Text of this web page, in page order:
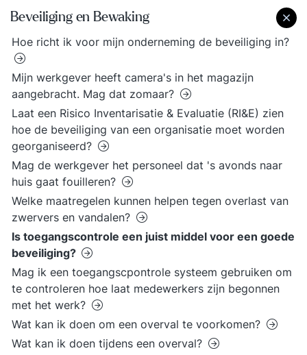
Beveiliging en Bewaking
Hoe richt ik voor mijn onderneming de beveiliging in?
Mijn werkgever heeft camera's in het magazijn
aangebracht. Mag dat zomaar?
Laat een Risico Inventarisatie & Evaluatie (RI&E) zien
hoe de beveiliging van een organisatie moet worden
georganiseerd?
Mag de werkgever het personeel dat 's avonds naar
huis gaat fouilleren?
Welke maatregelen kunnen helpen tegen overlast van
zwervers en vandalen?
Is toegangscontrole een juist middel voor een goede
beveiliging?
Mag ik een toegangscpontrole systeem gebruiken om
te controleren hoe laat medewerkers zijn begonnen
met het werk?
Wat kan ik doen om een overval te voorkomen?
Wat kan ik doen tijdens een overval?